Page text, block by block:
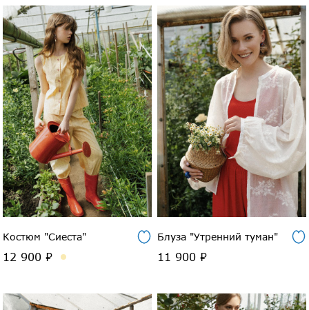
Костюм "Сиеста"
12 900 ₽
Блуза "Утренний туман"
11 900 ₽